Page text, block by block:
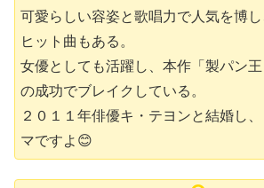
可愛らしい容姿と歌唱力で人気を博
ヒット曲もある。
女優としても活躍し、本作「製パン王
の成功でブレイクしている。
２０１１年俳優キ・テヨンと結婚し
マですよ😊